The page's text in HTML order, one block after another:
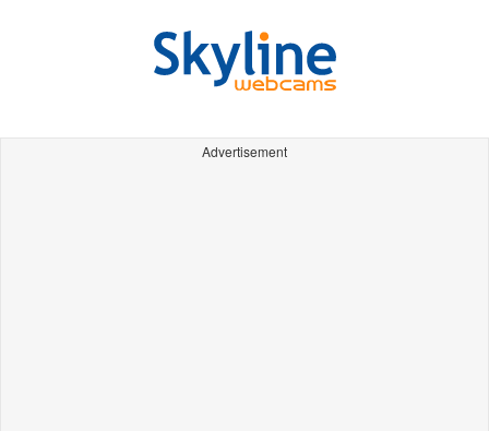
Advertisement